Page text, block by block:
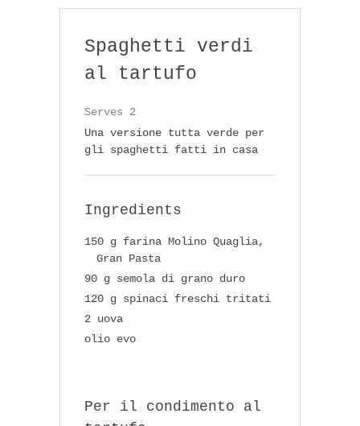
Spaghetti verdi
al tartufo
Serves 2
Una versione tutta verde per
gli spaghetti fatti in casa
Ingredients
150 g farina Molino Quaglia,
Gran Pasta
90 g semola di grano duro
120 g spinaci freschi tritati
2 uova
olio evo
Per il condimento al